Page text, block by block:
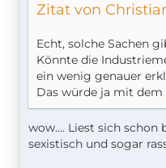
Zitat von
Echt, solche Sachen
Könnte die
ein wenig genauer
Das würde ja mit
wow…. Liest sich schon
sexistisch und sogar